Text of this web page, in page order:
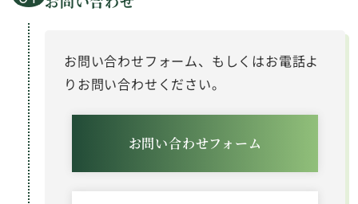
お問い合わせフォーム、もしくはお電話よ
りお問い合わせください。
お問い合わせフォーム